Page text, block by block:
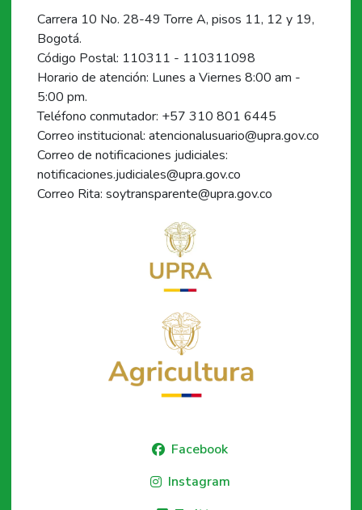
Carrera 10 No. 28-49 Torre A, pisos 11, 12 y 19,
Bogotá.
Código Postal: 110311 - 110311098
Horario de atención: Lunes a Viernes 8:00 am -
5:00 pm.
Teléfono conmutador: +57 310 801 6445
Correo institucional: atencionalusuario@upra.gov.co
Correo de notificaciones judiciales:
notificaciones.judiciales@upra.gov.co
Correo Rita: soytransparente@upra.gov.co
Facebook
Instagram